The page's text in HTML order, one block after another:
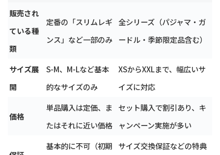
販売され
ている種
類
定番の「スリムレギ
ンス」など一部のみ
全シリーズ（パジャマ・ガ
ードル・季節限定品含む）
サイズ展
開
S-M、M-Lなど基本
的なサイズのみ
XSからXXLまで、幅広いサ
イズに対応
価格
単品購入は定価、ま
たはそれに近い価格
セット購入で割引あり、キ
ャンペーン実施が多い
基本的に不可（初期 サイズ交換保証などの特典